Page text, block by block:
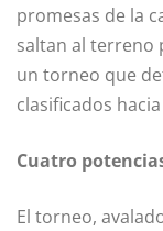
promesas de la
saltan al terreno
un torneo que
clasificados
Cuatro
El torneo,